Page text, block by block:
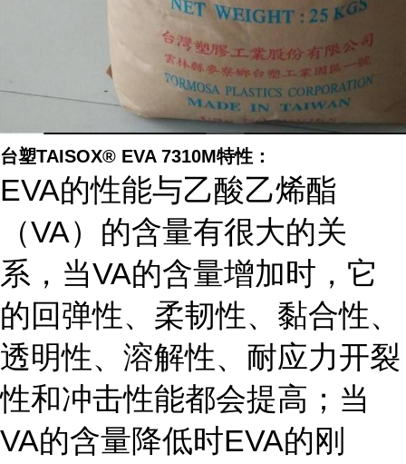
台塑TAISOX® EVA 7310M特性：
EVA的性能与乙酸乙烯酯
（VA）的含量有很大的关
系，当VA的含量增加时，它
的回弹性、柔韧性、黏合性、
透明性、溶解性、耐应力开裂
性和冲击性能都会提高；当
VA的含量降低时EVA的刚